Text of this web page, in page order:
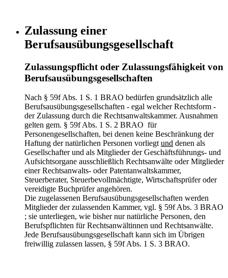
Zulassung einer
Berufsausübungsgesellschaft
Zulassungspflicht oder Zulassungsfähigkeit von
Berufsausübungsgesellschaften
Nach § 59f Abs. 1 S. 1 BRAO bedürfen grundsätzlich alle
Berufsausübungsgesellschaften - egal welcher Rechtsform -
der Zulassung durch die Rechtsanwaltskammer. Ausnahmen
gelten gem. § 59f Abs. 1 S. 2 BRAO für
Personengesellschaften, bei denen keine Beschränkung der
Haftung der natürlichen Personen vorliegt und denen als
Gesellschafter und als Mitglieder der Geschäftsführungs- und
Aufsichtsorgane ausschließlich Rechtsanwälte oder Mitglieder
einer Rechtsanwalts- oder Patentanwaltskammer,
Steuerberater, Steuerbevollmächtigte, Wirtschaftsprüfer oder
vereidigte Buchprüfer angehören.
Die zugelassenen Berufsausübungsgesellschaften werden
Mitglieder der zulassenden Kammer, vgl. § 59f Abs. 3 BRAO
; sie unterliegen, wie bisher nur natürliche Personen, den
Berufspflichten für Rechtsanwältinnen und Rechtsanwälte.
Jede Berufsausübungsgesellschaft kann sich im Übrigen
freiwillig zulassen lassen, § 59f Abs. 1 S. 3 BRAO.